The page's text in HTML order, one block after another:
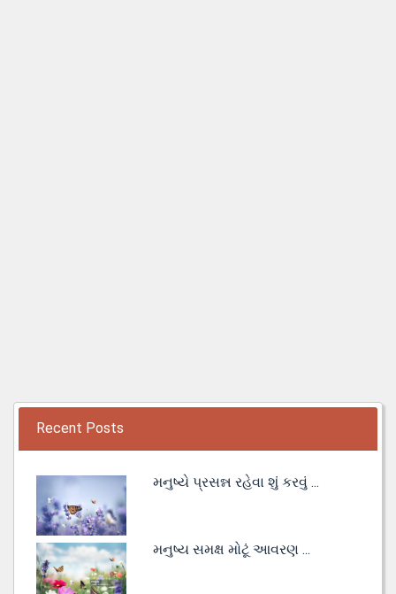
Recent Posts
મનુષ્યે પ્રસન્ન રહેવા શું કરવું ...
મનુષ્ય સમક્ષ મોટૂં આવરણ ...